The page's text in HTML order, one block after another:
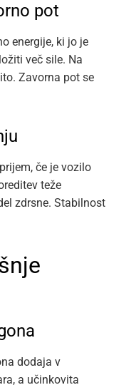
pot
energije, ki jo je
več sile. Na
Zavorna pot se
če je vozilo
teže
zdrsne. Stabilnost
dodaja v
a učinkovita